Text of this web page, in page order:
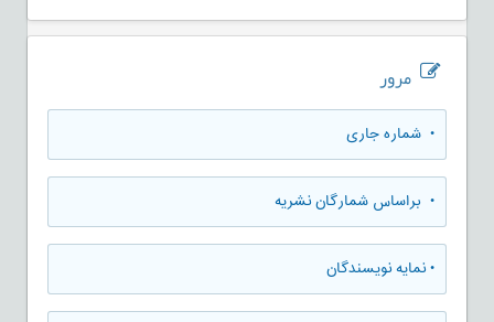
مرور
• شماره جاری
• براساس شمارگان نشریه
•نمایه نویسندگان